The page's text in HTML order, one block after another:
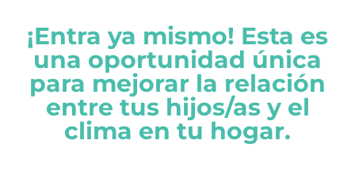
¡Entra ya mismo! Esta es
una oportunidad única
para mejorar la relación
entre tus hijos/as y el
clima en tu hogar.